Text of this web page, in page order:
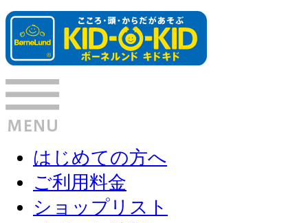
はじめての方へ
ご利用料金
ショップリスト